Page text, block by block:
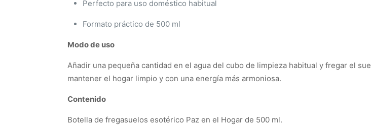
Perfecto para uso doméstico habitual
Formato práctico de 500 ml
Modo de uso
Añadir una pequeña cantidad en el agua del cubo de limpieza habitual y fregar el
mantener el hogar limpio y con una energía más armoniosa.
Contenido
Botella de fregasuelos esotérico Paz en el Hogar de 500 ml.